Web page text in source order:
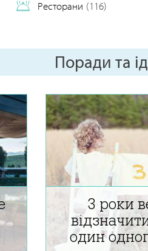
Ресторани (116)
Поради та
3 роки
один